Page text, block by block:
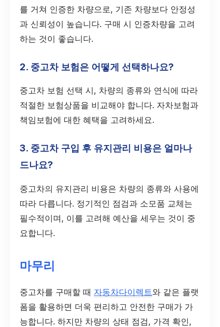
를 거쳐 인증한 차량으로, 기존 차량보다 안정성
과 신뢰성이 높습니다. 구매 시 인증차량을 고려
하는 것이 좋습니다.
2. 중고차 보험은 어떻게 선택하나요?
중고차 보험 선택 시, 차량의 종류와 연식에 따라
적절한 보험상품을 비교해야 합니다. 자차보험과
책임보험에 대한 혜택을 고려하세요.
3. 중고차 구입 후 유지관리 비용은 얼마나
드나요?
중고차의 유지관리 비용은 차량의 종류와 사용에
따라 다릅니다. 정기적인 점검과 소모품 교체는
필수적이며, 이를 고려해 예산을 세우는 것이 중
요합니다.
마무리
중고차를 구매할 때 자동차다이렉트 와 같은 플랫
폼을 활용하면 더욱 편리하고 안전한 구매가 가
능합니다. 하지만 차량의 상태 점검, 가격 확인,